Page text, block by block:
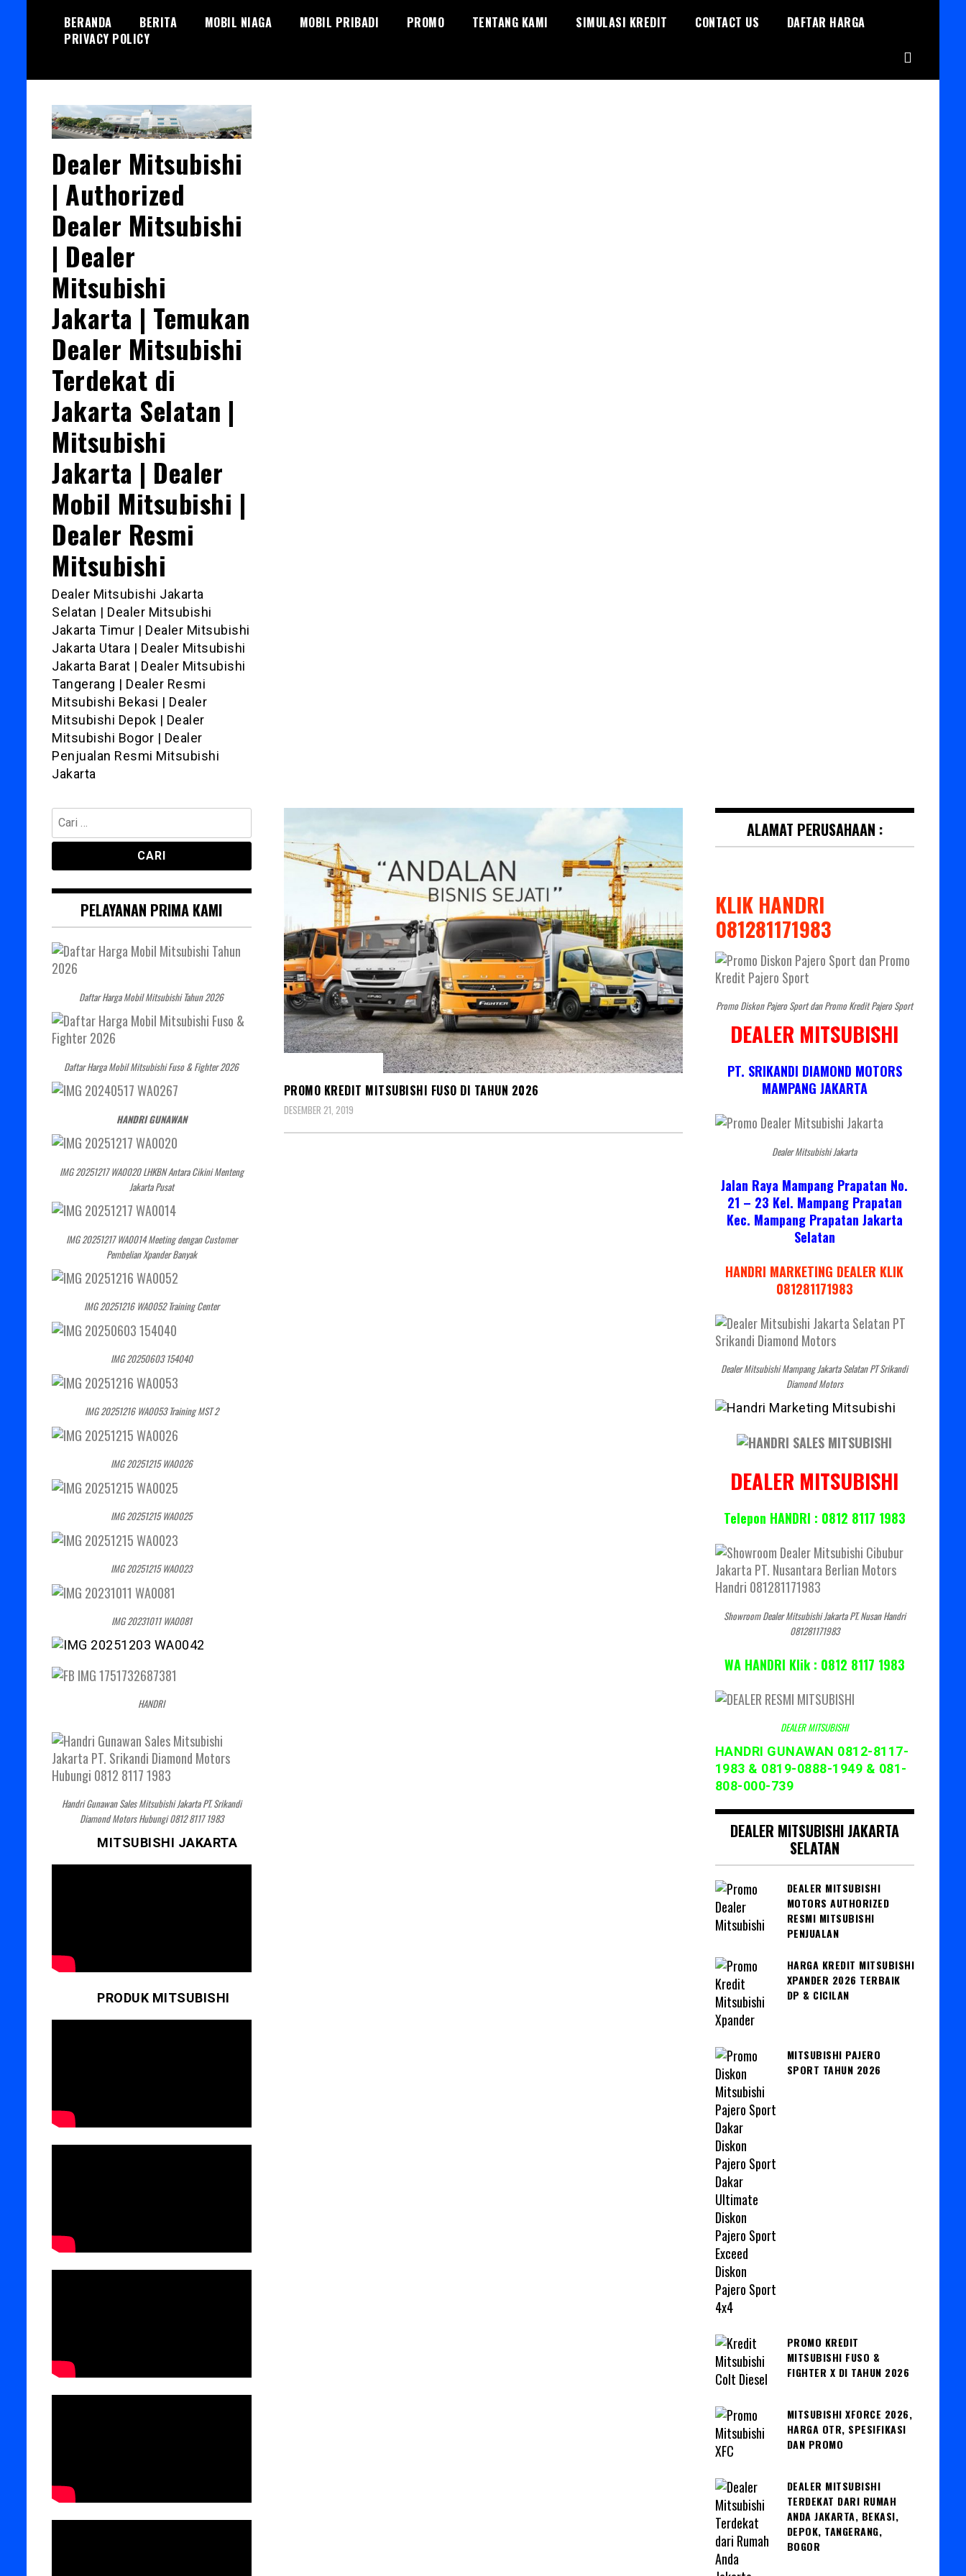
BERANDA BERITA MOBIL NIAGA MOBIL PRIBADI PROMO TENTANG KAMI SIMULASI KREDIT CONTACT US
DAFTAR HARGA
PRIVACY POLICY
Dealer Mitsubishi
| Authorized
Dealer Mitsubishi
| Dealer
Mitsubishi
Jakarta | Temukan
Dealer Mitsubishi
Terdekat di
Jakarta Selatan |
Mitsubishi
Jakarta | Dealer
Mobil Mitsubishi |
Dealer Resmi
Mitsubishi
Dealer Mitsubishi Jakarta
Selatan | Dealer Mitsubishi
Jakarta Timur | Dealer Mitsubishi
Jakarta Utara | Dealer Mitsubishi
Jakarta Barat | Dealer Mitsubishi
Tangerang | Dealer Resmi
Mitsubishi Bekasi | Dealer
Mitsubishi Depok | Dealer
Mitsubishi Bogor | Dealer
Penjualan Resmi Mitsubishi
Jakarta
PROMO KREDIT MITSUBISHI FUSO DI TAHUN 2026
DESEMBER 21, 2019
Cari
untuk:
PELAYANAN PRIMA KAMI
Daftar Harga Mobil Mitsubishi Tahun 2026
Daftar Harga Mobil Mitsubishi Fuso & Fighter 2026
HANDRI GUNAWAN
IMG 20251217 WA0020 LHKBN Antara Cikini Menteng
Jakarta Pusat
IMG 20251217 WA0014 Meeting dengan Customer
Pembelian Xpander Banyak
IMG 20251216 WA0052 Training Center
IMG 20250603 154040
IMG 20251216 WA0053 Training MST 2
IMG 20251215 WA0026
IMG 20251215 WA0025
IMG 20251215 WA0023
IMG 20231011 WA0081
HANDRI
Handri Gunawan Sales Mitsubishi Jakarta PT. Srikandi
Diamond Motors Hubungi 0812 8117 1983
MITSUBISHI JAKARTA
PRODUK MITSUBISHI
ALAMAT PERUSAHAAN :
KLIK HANDRI
081281171983
Promo Diskon Pajero Sport dan Promo Kredit Pajero Sport
DEALER MITSUBISHI
PT. SRIKANDI DIAMOND MOTORS
MAMPANG JAKARTA
Dealer Mitsubishi Jakarta
Jalan Raya Mampang Prapatan No.
21 – 23 Kel. Mampang Prapatan
Kec. Mampang Prapatan Jakarta
Selatan
HANDRI MARKETING DEALER KLIK
081281171983
Dealer Mitsubishi Mampang Jakarta Selatan PT Srikandi
Diamond Motors
DEALER MITSUBISHI
Telepon HANDRI : 0812 8117 1983
Showroom Dealer Mitsubishi Jakarta PT. Nusan Handri
081281171983
WA HANDRI Klik : 0812 8117 1983
DEALER MITSUBISHI
HANDRI GUNAWAN 0812-8117-
1983 & 0819-0888-1949 & 081-
808-000-739
DEALER MITSUBISHI JAKARTA
SELATAN
DEALER MITSUBISHI
MOTORS AUTHORIZED
RESMI MITSUBISHI
PENJUALAN
HARGA KREDIT MITSUBISHI
XPANDER 2026 TERBAIK
DP & CICILAN
MITSUBISHI PAJERO
SPORT TAHUN 2026
PROMO KREDIT
MITSUBISHI FUSO &
FIGHTER X DI TAHUN 2026
MITSUBISHI XFORCE 2026,
HARGA OTR, SPESIFIKASI
DAN PROMO
DEALER MITSUBISHI
TERDEKAT DARI RUMAH
ANDA JAKARTA, BEKASI,
DEPOK, TANGERANG,
BOGOR